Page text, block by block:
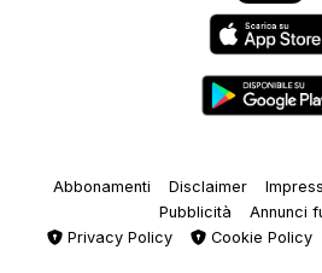
Abbonamenti Disclaimer
Pubblicità
Annunci
Privacy Policy
Cookie Policy